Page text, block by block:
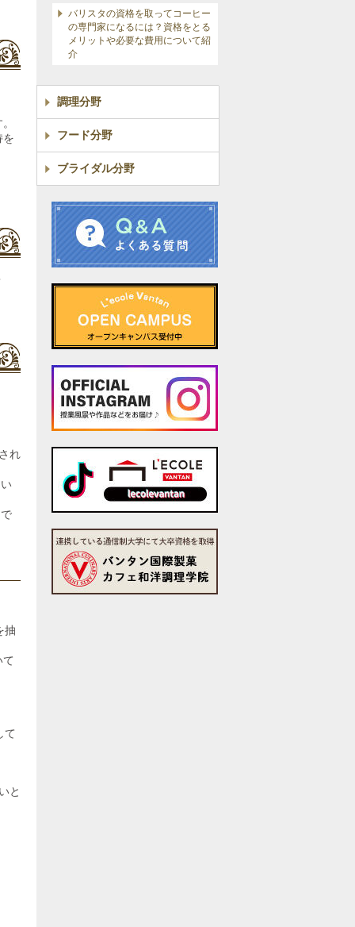
を
れ
抽
て
と
バリスタの資格を取ってコーヒー
の専門家になるには？資格をとる
メリットや必要な費用について紹
介
調理分野
フード分野
ブライダル分野